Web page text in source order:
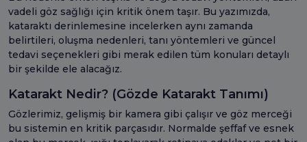
vadeli göz sağlığı için kritik önem taşır. Bu yazımızda,
kataraktı derinlemesine incelerken aynı zamanda
belirtileri, oluşma nedenleri, tanı yöntemleri ve güncel
tedavi seçenekleri gibi merak edilen tüm konuları detaylı
bir şekilde ele alacağız.
Katarakt Nedir? (Gözde Katarakt Tanımı)
Gözlerimiz, gelişmiş bir kamera gibi çalışır ve göz merceği
bu sistemin en kritik parçasıdır. Normalde şeffaf ve esnek